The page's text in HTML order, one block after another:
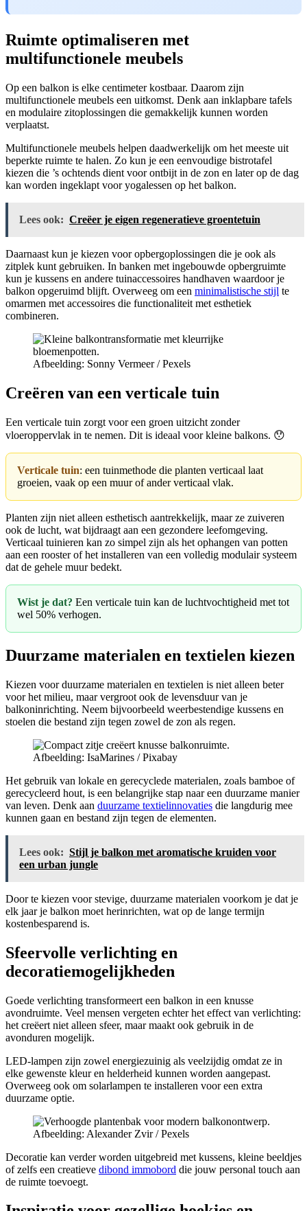
Ruimte optimaliseren met
multifunctionele meubels
Op een balkon is elke centimeter kostbaar. Daarom zijn
multifunctionele meubels een uitkomst. Denk aan inklapbare tafels
en modulaire zitoplossingen die gemakkelijk kunnen worden
verplaatst.
Multifunctionele meubels helpen daadwerkelijk om het meeste uit
beperkte ruimte te halen. Zo kun je een eenvoudige bistrotafel
kiezen die ’s ochtends dient voor ontbijt in de zon en later op de dag
kan worden ingeklapt voor yogalessen op het balkon.
Lees ook: Creëer je eigen regeneratieve groentetuin
Daarnaast kun je kiezen voor opbergoplossingen die je ook als
zitplek kunt gebruiken. In banken met ingebouwde opbergruimte
kun je kussens en andere tuinaccessoires handhaven waardoor je
balkon opgeruimd blijft. Overweeg om een minimalistische stijl te
omarmen met accessoires die functionaliteit met esthetiek
combineren.
Afbeelding: Sonny Vermeer / Pexels
Creëren van een verticale tuin
Een verticale tuin zorgt voor een groen uitzicht zonder
vloeroppervlak in te nemen. Dit is ideaal voor kleine balkons. 😯
Verticale tuin: een tuinmethode die planten verticaal laat
groeien, vaak op een muur of ander verticaal vlak.
Planten zijn niet alleen esthetisch aantrekkelijk, maar ze zuiveren
ook de lucht, wat bijdraagt aan een gezondere leefomgeving.
Verticaal tuinieren kan zo simpel zijn als het ophangen van potten
aan een rooster of het installeren van een volledig modulair systeem
dat de gehele muur bedekt.
Wist je dat? Een verticale tuin kan de luchtvochtigheid met tot
wel 50% verhogen.
Duurzame materialen en textielen kiezen
Kiezen voor duurzame materialen en textielen is niet alleen beter
voor het milieu, maar vergroot ook de levensduur van je
balkoninrichting. Neem bijvoorbeeld weerbestendige kussens en
stoelen die bestand zijn tegen zowel de zon als regen.
Afbeelding: IsaMarines / Pixabay
Het gebruik van lokale en gerecyclede materialen, zoals bamboe of
gerecycleerd hout, is een belangrijke stap naar een duurzame manier
van leven. Denk aan duurzame textielinnovaties die langdurig mee
kunnen gaan en bestand zijn tegen de elementen.
Lees ook: Stijl je balkon met aromatische kruiden voor
een urban jungle
Door te kiezen voor stevige, duurzame materialen voorkom je dat je
elk jaar je balkon moet herinrichten, wat op de lange termijn
kostenbesparend is.
Sfeervolle verlichting en
decoratiemogelijkheden
Goede verlichting transformeert een balkon in een knusse
avondruimte. Veel mensen vergeten echter het effect van verlichting:
het creëert niet alleen sfeer, maar maakt ook gebruik in de
avonduren mogelijk.
LED-lampen zijn zowel energiezuinig als veelzijdig omdat ze in
elke gewenste kleur en helderheid kunnen worden aangepast.
Overweeg ook om solarlampen te installeren voor een extra
duurzame optie.
Afbeelding: Alexander Zvir / Pexels
Decoratie kan verder worden uitgebreid met kussens, kleine beeldjes
of zelfs een creatieve dibond immobord die jouw personal touch aan
de ruimte toevoegt.